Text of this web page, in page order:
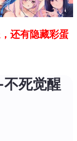
还有隐藏彩蛋
死觉醒